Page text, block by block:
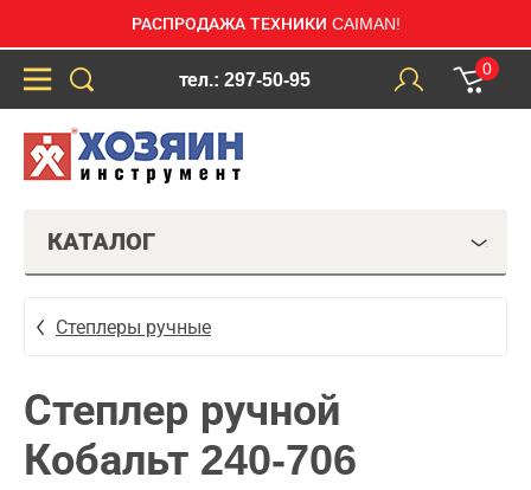
РАСПРОДАЖА ТЕХНИКИ CAIMAN!
тел.: 297-50-95
0
КАТАЛОГ
Степлеры ручные
Степлер ручной
Кобальт 240-706